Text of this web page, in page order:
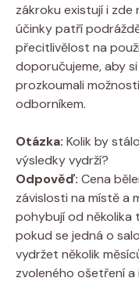
zákroku existují i zde
účinky patří
přecitlivělost na
doporučujeme, aby
prozkoumali
odborníkem.
Otázka: Kolik by
výsledky vydrží?
Odpověď: Cena
závislosti na místě a
pohybují od několika
pokud se jedná o
vydržet několik
zvoleného ošetření a